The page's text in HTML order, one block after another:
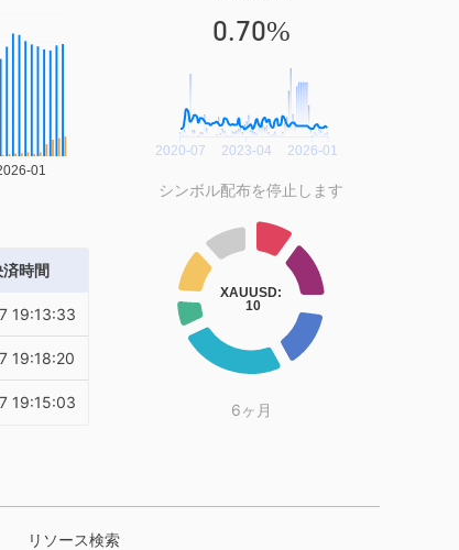
済時間
19:13:33
19:18:20
19:15:03
0.70%
シンボル配布を停止します
6ヶ月
リソース検索